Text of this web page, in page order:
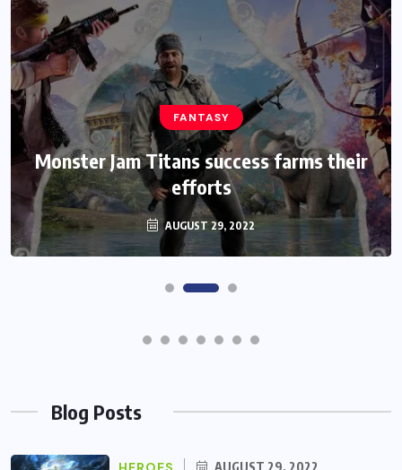
HEROES
We Believe Announce Will the iPhone
this Day By Kinds Game Play History
AUGUST 29, 2022
Blog Posts
AUGUST 29, 2022